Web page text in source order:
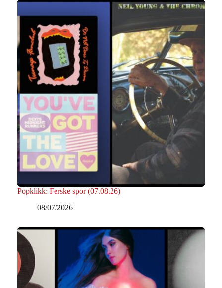
Popklikk: Ferske spor (07.08.26)
08/07/2026